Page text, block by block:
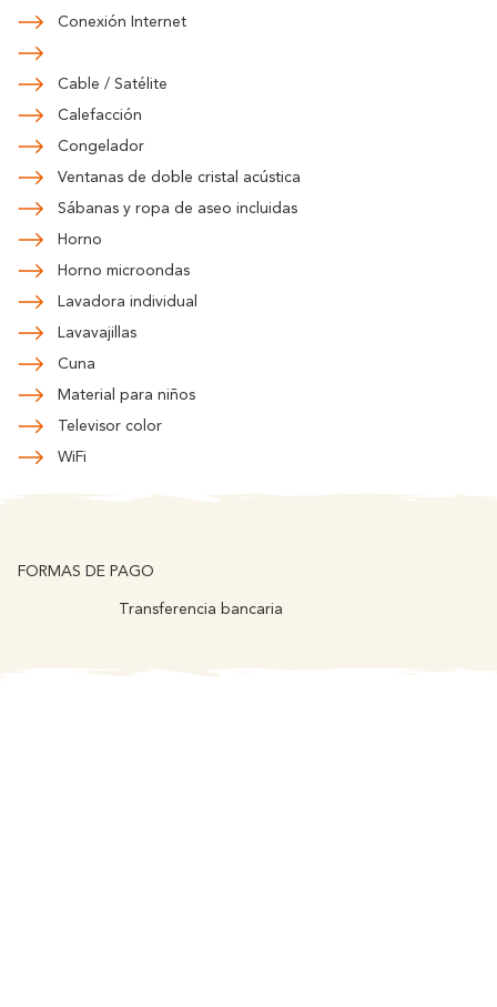
Conexión Internet
Cable / Satélite
Calefacción
Congelador
Ventanas de doble cristal acústica
Sábanas y ropa de aseo incluidas
Horno
Horno microondas
Lavadora individual
Lavavajillas
Cuna
Material para niños
Televisor color
WiFi
FORMAS DE PAGO
Transferencia bancaria